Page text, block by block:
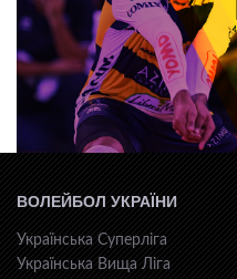
ВОЛЕЙБОЛ УКРАЇНИ
Українська Суперліга
Українська Вища Ліга